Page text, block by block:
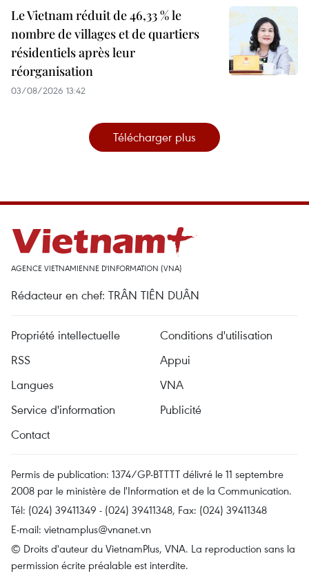
Le Vietnam réduit de 46,33 % le
nombre de villages et de quartiers
résidentiels après leur
réorganisation
03/08/2026 13:42
Télécharger plus
AGENCE VIETNAMIENNE D'INFORMATION (VNA)
Rédacteur en chef: TRÂN TIÊN DUÂN
Propriété intellectuelle
Conditions d'utilisation
RSS
Appui
Langues
VNA
Service d'information
Publicité
Contact
Permis de publication: 1374/GP-BTTTT délivré le 11 septembre
2008 par le ministère de l'Information et de la Communication.
Tél: (024) 39411349 - (024) 39411348, Fax: (024) 39411348
E-mail: vietnamplus@vnanet.vn
© Droits d'auteur du VietnamPlus, VNA. La reproduction sans la
permission écrite préalable est interdite.